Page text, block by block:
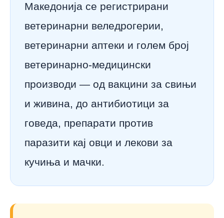
Македонија се регистрирани
ветеринарни веледрогерии,
ветеринарни аптеки и голем број
ветеринарно-медицински
производи — од вакцини за свињи
и живина, до антибиотици за
говеда, препарати против
паразити кај овци и лекови за
кучиња и мачки.